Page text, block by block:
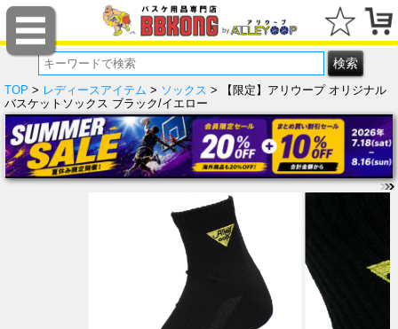
TOP > レディースアイテム > ソックス > 【限定】アリウープ オリジナル
バスケットソックス ブラック/イエロー